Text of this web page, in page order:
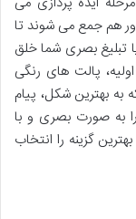
هم جمع می شوند تا
تبلیغ بصری شما خلق
پالت های رنگی
بهترین شکل، پیام
به صورت بصری و با
گزینه را انتخاب